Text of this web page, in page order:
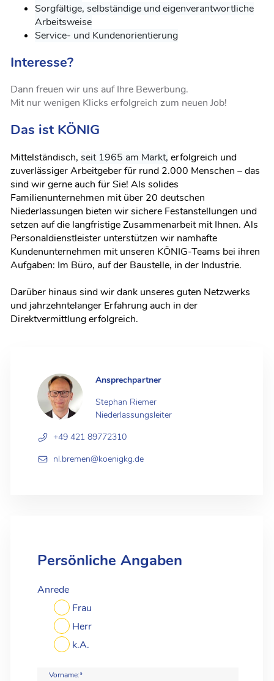
Ansprechpartner
Stephan Riemer
Niederlassungsleiter
+49 421 89772310
nl.bremen@koenigkg.de
Persönliche Angaben
Anrede
Frau
Herr
k.A.
Vorname:*
Sorgfältige, selbständige und eigenverantwortliche
Arbeitsweise
Service- und Kundenorientierung
Interesse?
Dann freuen wir uns auf Ihre Bewerbung.
Mit nur wenigen Klicks erfolgreich zum neuen Job!
Das ist KÖNIG
Mittelständisch, seit 1965 am Markt, erfolgreich und
zuverlässiger Arbeitgeber für rund 2.000 Menschen – das
sind wir gerne auch für Sie! Als solides
Familienunternehmen mit über 20 deutschen
Niederlassungen bieten wir sichere Festanstellungen und
setzen auf die langfristige Zusammenarbeit mit Ihnen. Als
Personaldienstleister unterstützen wir namhafte
Kundenunternehmen mit unseren KÖNIG-Teams bei ihren
Aufgaben: Im Büro, auf der Baustelle, in der Industrie.
Darüber hinaus sind wir dank unseres guten Netzwerks
und jahrzehntelanger Erfahrung auch in der
Direktvermittlung erfolgreich.